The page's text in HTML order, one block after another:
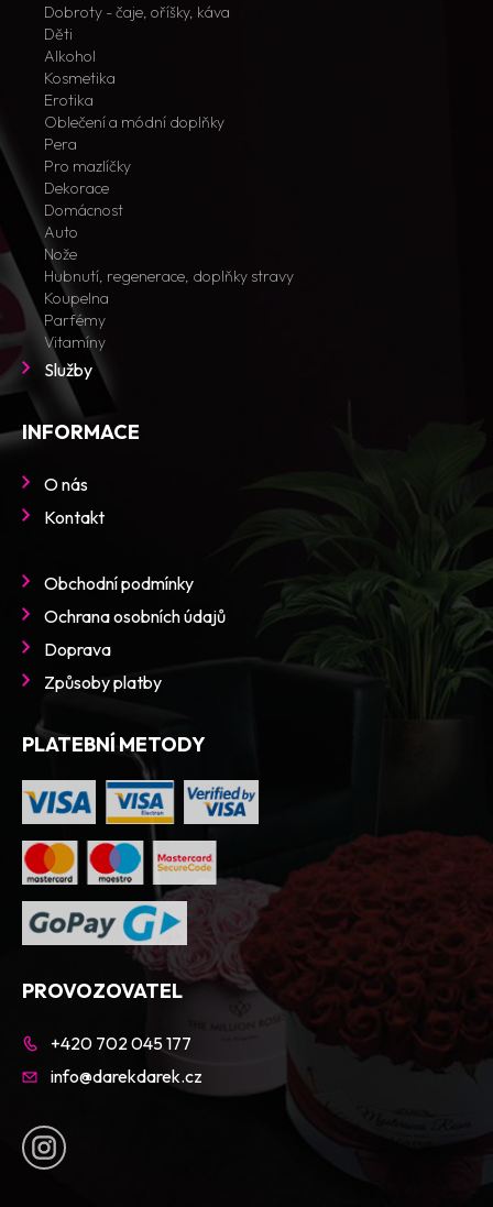
Dobroty - čaje, oříšky, káva
Děti
Alkohol
Kosmetika
Erotika
Oblečení a módní doplňky
Pera
Pro mazlíčky
Dekorace
Domácnost
Auto
Nože
Hubnutí, regenerace, doplňky stravy
Koupelna
Parfémy
Vitamíny
Služby
INFORMACE
O nás
Kontakt
Obchodní podmínky
Ochrana osobních údajů
Doprava
Způsoby platby
PLATEBNÍ METODY
PROVOZOVATEL
+420 702 045 177
info@darekdarek.cz